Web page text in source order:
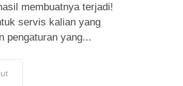
membuatnya terjadi!
servis kalian yang
pengaturan yang...